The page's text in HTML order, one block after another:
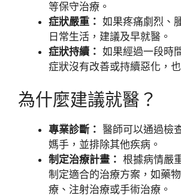
等保守治療。
症狀嚴重： 如果疼痛劇烈、
日常生活，建議及早就醫。
症狀持續： 如果經過一段時
症狀沒有改善或持續惡化，
為什麼建議就醫？
專業診斷： 醫師可以通過檢
媽手，並排除其他疾病。
制定治療計畫： 根據病情嚴
制定適合的治療方案，如藥
療、注射治療或手術治療。